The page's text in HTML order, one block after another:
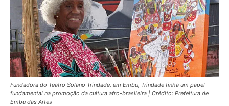
Fundadora do Teatro Solano Trindade, em Embu, Trindade tinha um papel
fundamental na promoção da cultura afro-brasileira | Crédito: Prefeitura de
Embu das Artes